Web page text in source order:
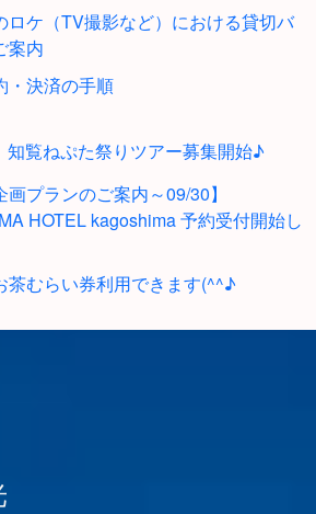
ロケ（TV撮影など）における貸切バ
案内
・決済の手順
知覧ねぷた祭りツアー募集開始♪
画プランのご案内～09/30】
HOTEL kagoshima 予約受付開始し
茶むらい券利用できます(^^♪